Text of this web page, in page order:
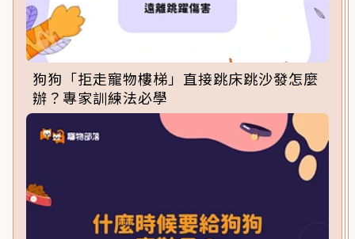
狗狗「拒走寵物樓梯」直接跳床跳沙發怎麼
辦？專家訓練法必學